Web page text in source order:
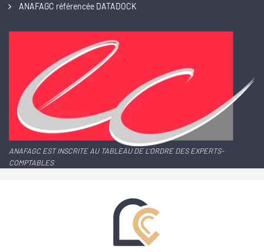
ANAFAGC référencée DATADOCK
ANAFAGC EST INSCRITE AU TABLEAU DE L'ORDRE DES EXPERTS-
COMPTABLES